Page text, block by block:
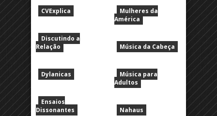
CVExplica
Discutindo a
Relação
Dylanicas
Ensaios
Dissonantes
Mulheres da
América
Música da Cabeça
Música para
Adultos
Nahaus